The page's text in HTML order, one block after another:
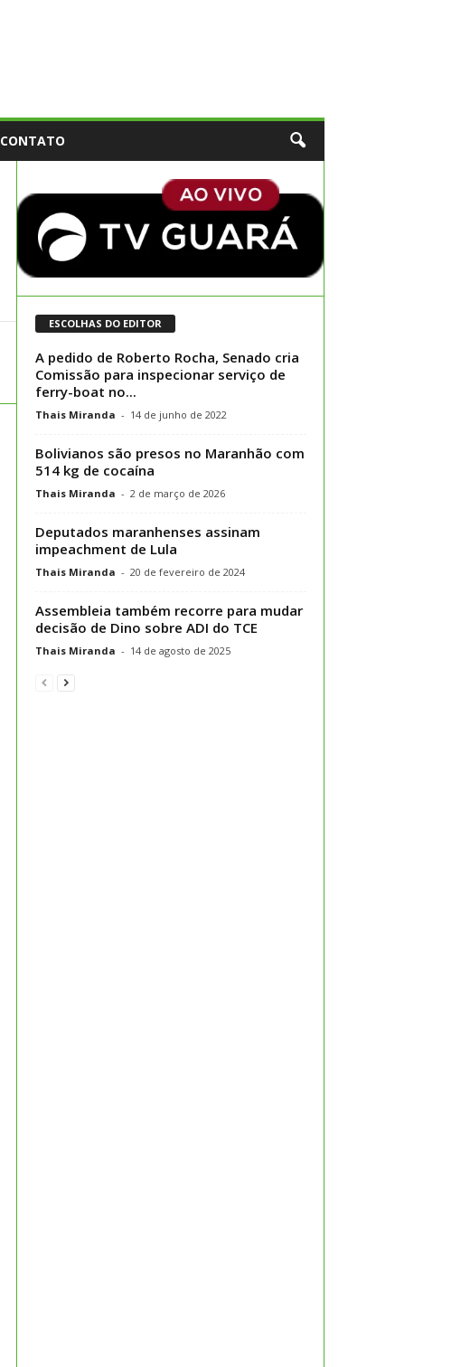
CONTATO
ESCOLHAS DO EDITOR
A pedido de Roberto Rocha, Senado cria
Comissão para inspecionar serviço de
ferry-boat no...
Thais Miranda - 14 de junho de 2022
Bolivianos são presos no Maranhão com
514 kg de cocaína
Thais Miranda - 2 de março de 2026
Deputados maranhenses assinam
impeachment de Lula
Thais Miranda - 20 de fevereiro de 2024
Assembleia também recorre para mudar
decisão de Dino sobre ADI do TCE
Thais Miranda - 14 de agosto de 2025